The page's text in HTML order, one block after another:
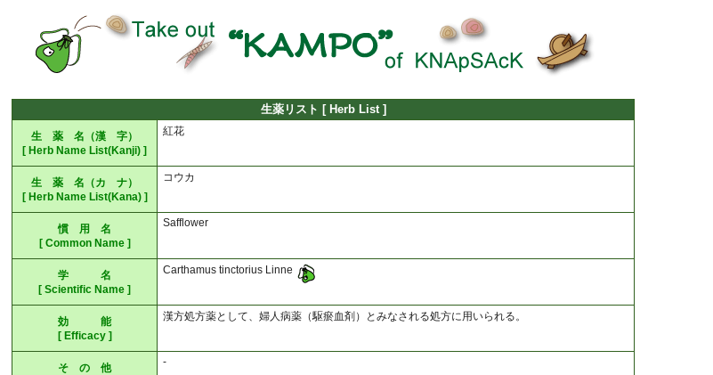
生薬リスト [ Herb List ]
生 薬 名（漢 字）
[ Herb Name List(Kanji) ]
紅花
生 薬 名（カ ナ）
[ Herb Name List(Kana) ]
コウカ
慣 用 名
[ Common Name ]
Safflower
学 名
[ Scientific Name ]
Carthamus tinctorius Linne
効 能
[ Efficacy ]
漢方処方薬として、婦人病薬（駆瘀血剤）とみなされる処方に用いられる。
そ の 他
-